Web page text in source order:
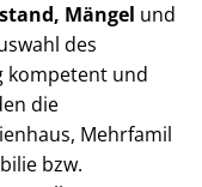
Mängel und
des
kompetent und
die
Mehr­fa­mi­l
bzw.